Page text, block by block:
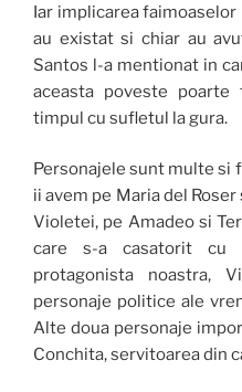
Iar implicarea faimoaselor
au existat si chiar au
Santos l-a mentionat in
aceasta poveste
timpul cu sufletul la gura.
Personajele sunt multe si
ii avem pe Maria del
Violetei, pe Amadeo si
care s-a casatorit cu
protagonista noastra,
personaje politice ale
Alte doua personaje
Conchita, servitoarea din